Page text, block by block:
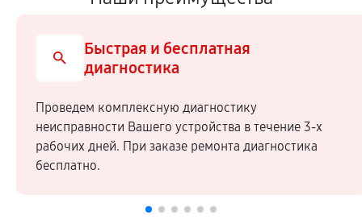
Быстрая и бесплатная
диагностика
Проведем комплексную диагностику
неисправности Вашего устройства в течение 3-х
рабочих дней. При заказе ремонта диагностика
бесплатно.